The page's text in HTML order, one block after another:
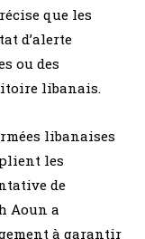
que les
d’alerte
ou des
libanais.
libanaises
les
de
Aoun a
à garantir